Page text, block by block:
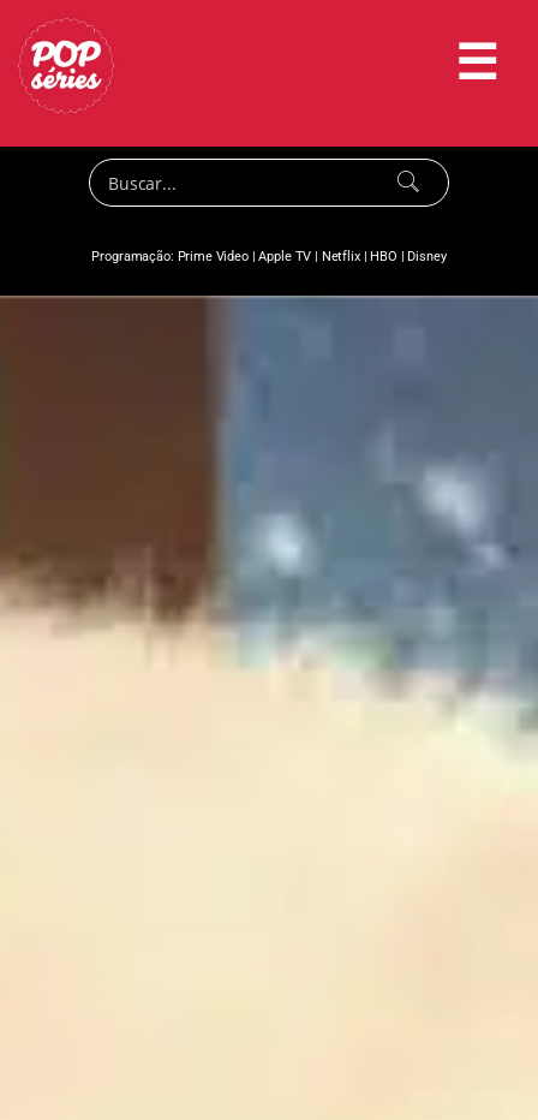
☰
Programação: Prime Video|Apple TV | Netflix|HBO |Disney